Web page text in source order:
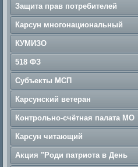
Защита прав потребителей
Карсун многонациональный
КУМИЗО
518 ФЗ
Субъекты МСП
Карсунский ветеран
Контрольно-счётная палата МО
Карсун читающий
Акция "Роди патриота в День